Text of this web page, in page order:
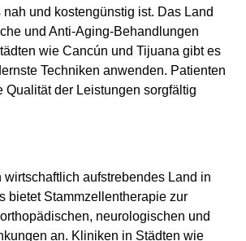
nah und kostengünstig ist. Das Land
und Anti-Aging-Behandlungen
wie Cancún und Tijuana gibt es
Techniken anwenden. Patienten
Qualität der Leistungen sorgfältig
wirtschaftlich aufstrebendes Land in
bietet Stammzellentherapie zur
neurologischen und
an. Kliniken in Städten wie